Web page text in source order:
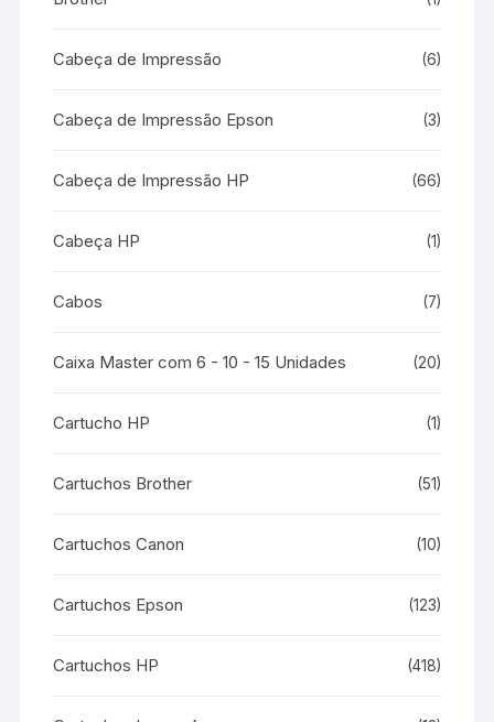
Cabeça de Impressão (6)
Cabeça de Impressão Epson (3)
Cabeça de Impressão HP (66)
Cabeça HP (1)
Cabos (7)
Caixa Master com 6 - 10 - 15 Unidades (20)
Cartucho HP (1)
Cartuchos Brother (51)
Cartuchos Canon (10)
Cartuchos Epson (123)
Cartuchos HP (418)